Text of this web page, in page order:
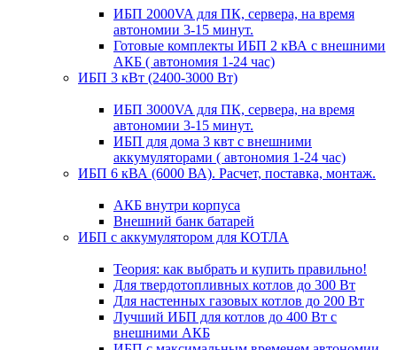
ИБП 2000VA для ПК, сервера, на время
автономии 3-15 минут.
Готовые комплекты ИБП 2 кВА с внешними
АКБ ( автономия 1-24 час)
ИБП 3 кВт (2400-3000 Вт)
ИБП 3000VA для ПК, сервера, на время
автономии 3-15 минут.
ИБП для дома 3 квт с внешними
аккумуляторами ( автономия 1-24 час)
ИБП 6 кВА (6000 ВА). Расчет, поставка, монтаж.
АКБ внутри корпуса
Внешний банк батарей
ИБП с аккумулятором для КОТЛА
Теория: как выбрать и купить правильно!
Для твердотопливных котлов до 300 Вт
Для настенных газовых котлов до 200 Вт
Лучший ИБП для котлов до 400 Вт с
внешними АКБ